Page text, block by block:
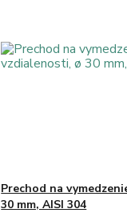
Prechod na
30 mm, AISI 304